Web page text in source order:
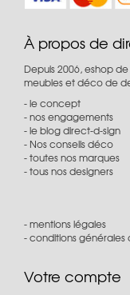
À propos de
Depuis 2006, eshop
meubles et déco de
le concept
nos engagements
le blog direct-d-sign
Nos conseils déco
toutes nos marques
tous nos designers
mentions légales
conditions générales
Votre compte